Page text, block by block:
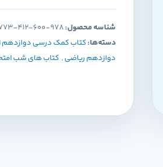
شناسه محصول:978-600-412-773-8
دسته‌ها: کتاب کمک درسی دوازدهم
دوازدهم ریاضی , کتاب های شب